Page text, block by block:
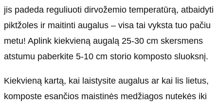
jis padeda reguliuoti dirvožemio temperatūrą, atbaidyti
piktžoles ir maitinti augalus – visa tai vyksta tuo pačiu
metu! Aplink kiekvieną augalą 25-30 cm skersmens
atstumu paberkite 5-10 cm storio komposto sluoksnį.
Kiekvieną kartą, kai laistysite augalus ar kai lis lietus,
komposte esančios maistinės medžiagos nutekės iki